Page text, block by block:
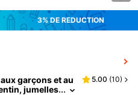
3% DE RÉDUCTION
garçons et au
jumelles
5.00 (10)